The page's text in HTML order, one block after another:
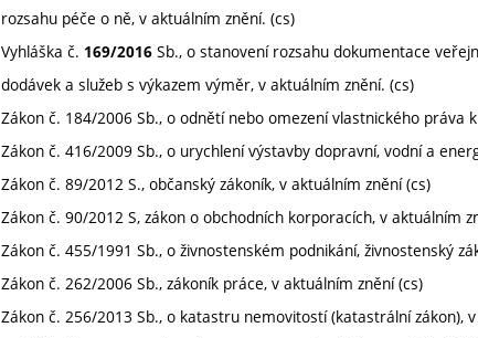
rozsahu péče o ně, v aktuálním znění. (cs)
Vyhláška č. 169/2016 Sb., o stanovení rozsahu dokumentace
dodávek a služeb s výkazem výměr, v aktuálním znění. (cs)
Zákon č. 184/2006 Sb., o odnětí nebo omezení vlastnického práva
Zákon č. 416/2009 Sb., o urychlení výstavby dopravní, vodní a
Zákon č. 89/2012 S., občanský zákoník, v aktuálním znění (cs)
Zákon č. 90/2012 S, zákon o obchodních korporacích, v aktuálním
Zákon č. 455/1991 Sb., o živnostenském podnikání, živnostenský
Zákon č. 262/2006 Sb., zákoník práce, v aktuálním znění (cs)
Zákon č. 256/2013 Sb., o katastru nemovitostí (katastrální zákon),